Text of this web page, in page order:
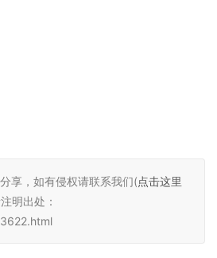
享，如有侵权请联系我们(点击这里
明出处：